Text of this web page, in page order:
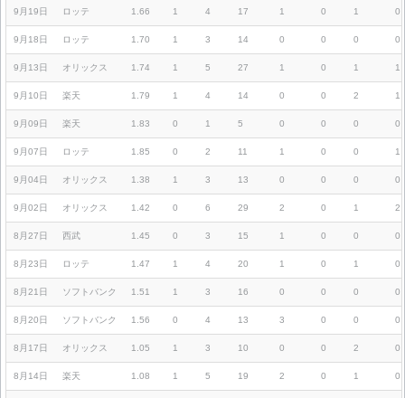
9月19日 ロッテ 1.66 1 4 17 1 0 1 0
9月18日 ロッテ 1.70 1 3 14 0 0 0 0
9月13日 オリックス 1.74 1 5 27 1 0 1 1
9月10日 楽天 1.79 1 4 14 0 0 2 1
9月09日 楽天 1.83 0 1 5 0 0 0 0
9月07日 ロッテ 1.85 0 2 11 1 0 0 1
9月04日 オリックス 1.38 1 3 13 0 0 0 0
9月02日 オリックス 1.42 0 6 29 2 0 1 2
8月27日 西武 1.45 0 3 15 1 0 0 0
8月23日 ロッテ 1.47 1 4 20 1 0 1 0
8月21日 ソフトバンク 1.51 1 3 16 0 0 0 0
8月20日 ソフトバンク 1.56 0 4 13 3 0 0 0
8月17日 オリックス 1.05 1 3 10 0 0 2 0
8月14日 楽天 1.08 1 5 19 2 0 1 0